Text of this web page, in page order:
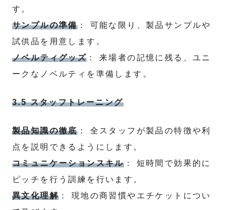
す。
サンプルの準備： 可能な限り、製品サンプルや
試供品を用意します。
ノベルティグッズ ： 来場者の記憶に残る、ユニ
ークなノベルティを準備します。
3.5 スタッフトレーニング
製品知識の徹底： 全スタッフが製品の特徴や利
点を説明できるようにします。
コミュニケーションスキル： 短時間で効果的に
ピッチを行う訓練を行います。
異文化理解 ： 現地の商習慣やエチケットについ